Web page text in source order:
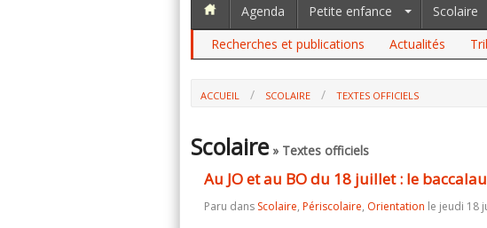
Agenda Petite enfance Scolaire
Recherches et publications
Actualités
ACCUEIL SCOLAIRE
TEXTES OFFICIELS
Scolaire» Textes officiels
Au JO et au BO du 18 juillet : le
Paru dans Scolaire, Périscolaire, Orientation le jeudi 18